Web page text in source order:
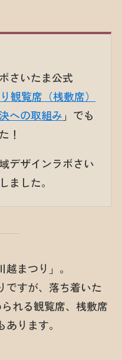
さいたま公式
観覧席（桟敷席）
への取組み 」でも
！
デザインラボさい
ました。
まつり」。
ですが、落ち着いた
れる観覧席、桟敷席
ります。